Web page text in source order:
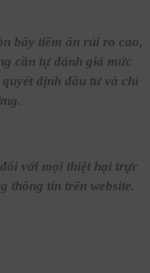
bẩy tiềm ẩn rủi ro cao,
cần tự đánh giá mức
định đầu tư và chỉ
với mọi thiệt hại trực
thông tin trên website.